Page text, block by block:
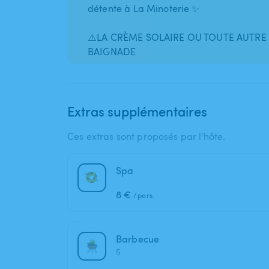
détente à La Minoterie ✨
⚠️LA CRÈME SOLAIRE OU TOUTE
BAIGNADE
Extras supplémentaires
Ces extras sont proposés par l'hôte.
Spa
8 € /pers.
Barbecue
5